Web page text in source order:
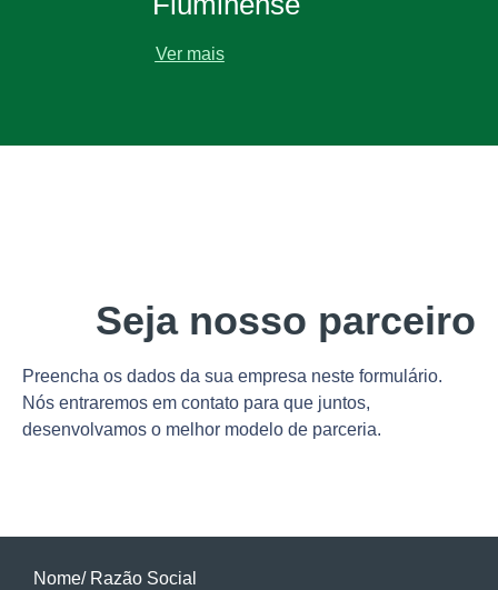
Ver mais
Seja nosso parceiro
Preencha os dados da sua empresa neste formulário.
Nós entraremos em contato para que juntos,
desenvolvamos o melhor modelo de parceria.
Nome/ Razão Social